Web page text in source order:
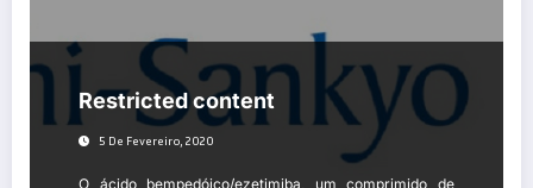
Restricted content
5 De Fevereiro, 2020
O ácido bempedóico/ezetimiba, um comprimido de